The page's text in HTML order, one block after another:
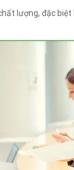
lượng, đặc